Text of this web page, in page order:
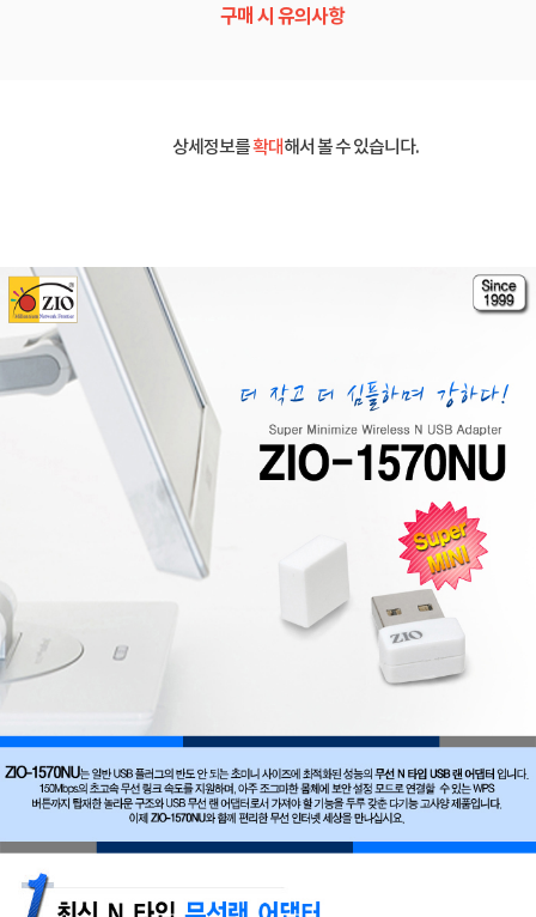
구매 시 유의사항
상세정보를확대해서 볼 수 있습니다.